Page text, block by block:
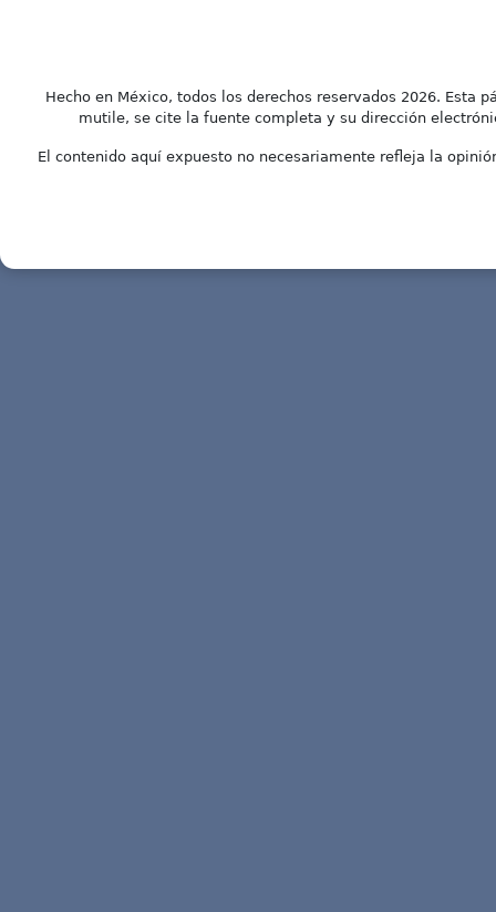
Hecho en México, todos los derechos reservados 2026. Esta
mutile, se cite la fuente completa y su dirección
El contenido aquí expuesto no necesariamente refleja la